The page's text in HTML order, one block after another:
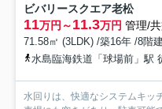
ビバリースクエア老松
11万円～11.3万円 管理/
71.58㎡ (3LDK) /築16年 /8階建
水島臨海鉄道「球場前」駅
水回りは、快適なシステムキッ